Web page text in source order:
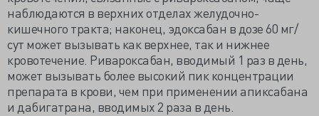
наблюдаются в верхних отделах желудочно-
кишечного тракта; наконец, эдоксабан в дозе 60 мг/
сут может вызывать как верхнее, так и нижнее
кровотечение. Ривароксабан, вводимый 1 раз в день,
может вызывать более высокий пик концентрации
препарата в крови, чем при применении апиксабана
и дабигатрана, вводимых 2 раза в день.